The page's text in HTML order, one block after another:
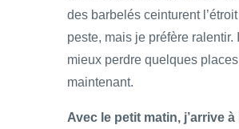
des barbelés ceinturent
peste, mais je préfère ralentir.
mieux perdre quelques places
maintenant.
Avec le petit matin, j’arrive à